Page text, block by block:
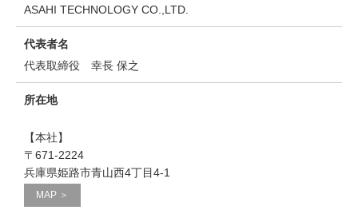
ASAHI TECHNOLOGY CO.,LTD.
代表者名
代表取締役 幸長 保之
所在地
【本社】
〒671-2224
兵庫県姫路市青山西4丁目4-1
MAP ＞